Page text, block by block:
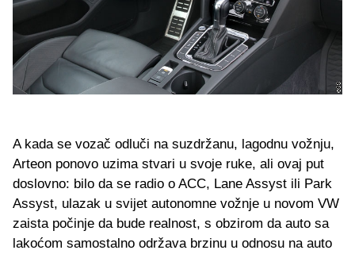
A kada se vozač odluči na suzdržanu, lagodnu vožnju,
Arteon ponovo uzima stvari u svoje ruke, ali ovaj put
doslovno: bilo da se radio o ACC, Lane Assyst ili Park
Assyst, ulazak u svijet autonomne vožnje u novom VW
zaista počinje da bude realnost, s obzirom da auto sa
lakoćom samostalno održava brzinu u odnosu na auto